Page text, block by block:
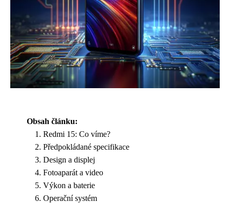
Obsah článku:
Redmi 15: Co víme?
Předpokládané specifikace
Design a displej
Fotoaparát a video
Výkon a baterie
Operační systém